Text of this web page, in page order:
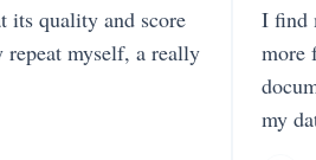
its quality and score
myself, a really
I find
more
my